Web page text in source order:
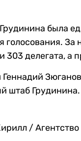
была
голосования. За
303 делегата, а
штаб Грудинина.
/